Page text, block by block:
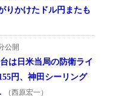
りかけたドル円またも
公開
は日米当局の防衛ライ
円、神田シーリング
（西原宏一）